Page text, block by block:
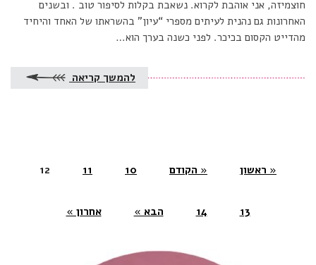
חוצמיזה, אני אוהבת לקרוא. נשאבת בקלות לסיפור טוב . ובשנים
האחרונות גם נהנית לעיתים מספרי “עיון” בהשראתו של האחד והיחיד
מהדייט הקסום בכיכר. לפני כשנה בערך הוא…
להמשך קריאה
« ראשון « הקודם 10
11
12
13
14 הבא » אחרון »